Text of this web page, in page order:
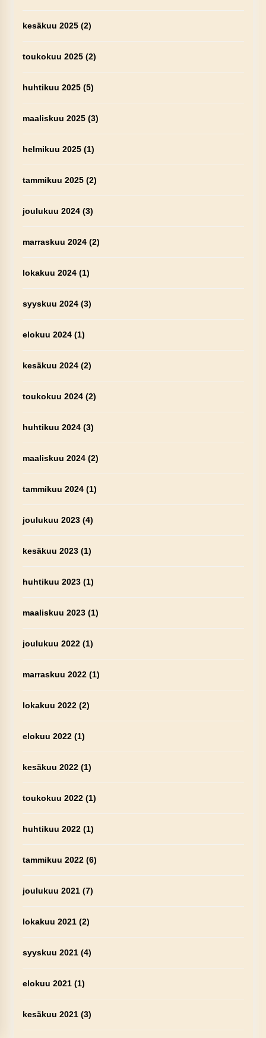
kesäkuu 2025(2)
toukokuu 2025(2)
huhtikuu 2025(5)
maaliskuu 2025(3)
helmikuu 2025(1)
tammikuu 2025(2)
joulukuu 2024(3)
marraskuu 2024(2)
lokakuu 2024(1)
syyskuu 2024(3)
elokuu 2024(1)
kesäkuu 2024(2)
toukokuu 2024(2)
huhtikuu 2024(3)
maaliskuu 2024(2)
tammikuu 2024(1)
joulukuu 2023(4)
kesäkuu 2023(1)
huhtikuu 2023(1)
maaliskuu 2023(1)
joulukuu 2022(1)
marraskuu 2022(1)
lokakuu 2022(2)
elokuu 2022(1)
kesäkuu 2022(1)
toukokuu 2022(1)
huhtikuu 2022(1)
tammikuu 2022(6)
joulukuu 2021(7)
lokakuu 2021(2)
syyskuu 2021(4)
elokuu 2021(1)
kesäkuu 2021(3)